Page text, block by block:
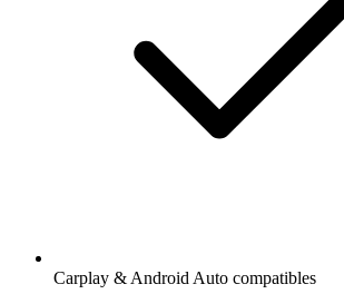
Carplay & Android Auto compatibles